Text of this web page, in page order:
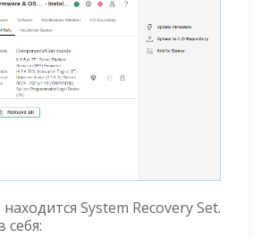
System Recovery Set.
себя: